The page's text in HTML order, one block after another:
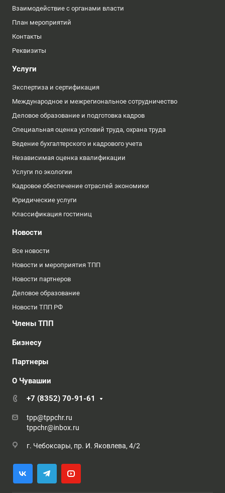
Взаимодействие с органами власти
План мероприятий
Контакты
Реквизиты
Услуги
Экспертиза и сертификация
Международное и межрегиональное сотрудничество
Деловое образование и подготовка кадров
Специальная оценка условий труда, охрана труда
Ведение бухгалтерского и кадрового учета
Независимая оценка квалификации
Услуги по экологии
Кадровое обеспечение отраслей экономики
Юридические услуги
Классификация гостиниц
Новости
Все новости
Новости и мероприятия ТПП
Новости партнеров
Деловое образование
Новости ТПП РФ
Члены ТПП
Бизнесу
Партнеры
О Чувашии
+7 (8352) 70-91-61
tpp@tppchr.ru
tppchr@inbox.ru
г. Чебоксары, пр. И. Яковлева, 4/2